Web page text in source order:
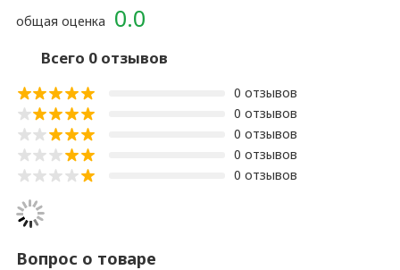
0.0
общая оценка
Всего 0 отзывов
0 отзывов
0 отзывов
0 отзывов
0 отзывов
0 отзывов
Вопрос о товаре